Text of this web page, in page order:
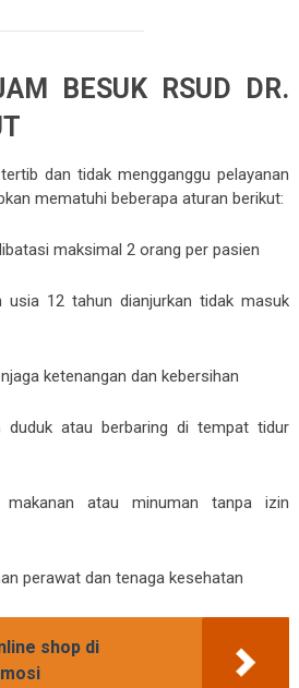
BESUK RSUD DR.
dan tidak mengganggu pelayanan
mematuhi beberapa aturan berikut:
maksimal 2 orang per pasien
usia 12 tahun dianjurkan tidak masuk
ketenangan dan kebersihan
duduk atau berbaring di tempat tidur
makanan atau minuman tanpa izin
perawat dan tenaga kesehatan
shop di